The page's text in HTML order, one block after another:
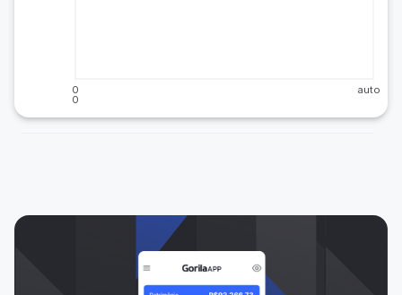
0
0
auto